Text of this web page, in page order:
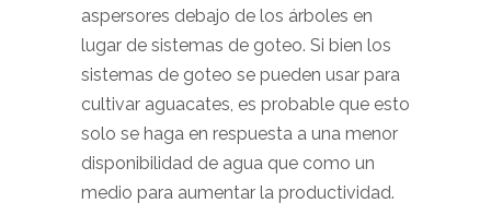
aspersores debajo de los árboles en
lugar de sistemas de goteo. Si bien los
sistemas de goteo se pueden usar para
cultivar aguacates, es probable que esto
solo se haga en respuesta a una menor
disponibilidad de agua que como un
medio para aumentar la productividad.